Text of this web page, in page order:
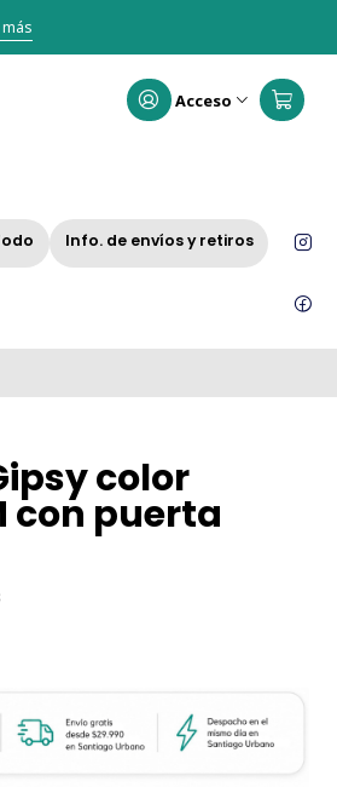
Acceso
Info. de envíos y retiros
color
con puerta